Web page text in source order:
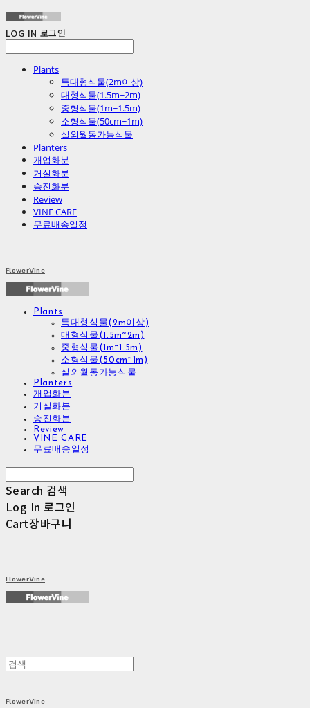
LOG IN 로그인
Plants
특대형식물(2m이상)
대형식물(1.5m~2m)
중형식물(1m~1.5m)
소형식물(50cm~1m)
실외월동가능식물
Planters
개업화분
거실화분
승진화분
Review
VINE CARE
무료배송일정
FlowerVine
Plants
특대형식물(2m이상)
대형식물(1.5m~2m)
중형식물(1m~1.5m)
소형식물(50cm~1m)
실외월동가능식물
Planters
개업화분
거실화분
승진화분
Review
VINE CARE
무료배송일정
Search 검색
Log In 로그인
Cart장바구니
FlowerVine
FlowerVine